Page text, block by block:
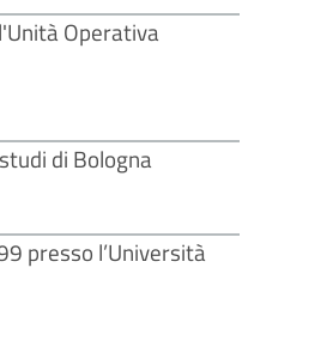
Operativa
di Bologna
presso l’Università